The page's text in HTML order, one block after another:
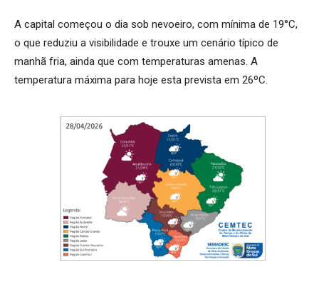
A capital começou o dia sob nevoeiro, com mínima de 19°C,
o que reduziu a visibilidade e trouxe um cenário típico de
manhã fria, ainda que com temperaturas amenas. A
temperatura máxima para hoje esta prevista em 26ºC.